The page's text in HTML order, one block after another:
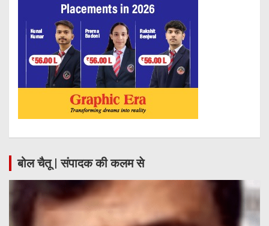
बोल चैतू | संपादक की कलम से